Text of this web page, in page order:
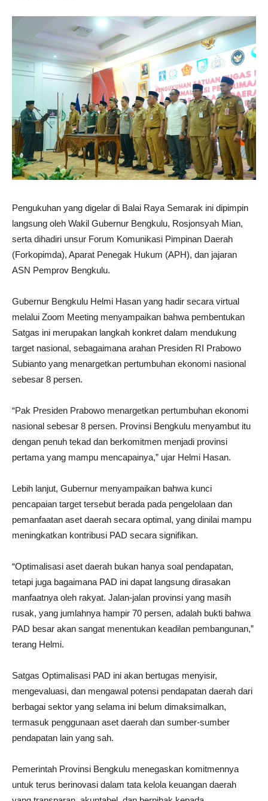
Pengukuhan yang digelar di Balai Raya Semarak ini dipimpin
langsung oleh Wakil Gubernur Bengkulu, Rosjonsyah Mian,
serta dihadiri unsur Forum Komunikasi Pimpinan Daerah
(Forkopimda), Aparat Penegak Hukum (APH), dan jajaran
ASN Pemprov Bengkulu.
Gubernur Bengkulu Helmi Hasan yang hadir secara virtual
melalui Zoom Meeting menyampaikan bahwa pembentukan
Satgas ini merupakan langkah konkret dalam mendukung
target nasional, sebagaimana arahan Presiden RI Prabowo
Subianto yang menargetkan pertumbuhan ekonomi nasional
sebesar 8 persen.
“Pak Presiden Prabowo menargetkan pertumbuhan ekonomi
nasional sebesar 8 persen. Provinsi Bengkulu menyambut itu
dengan penuh tekad dan berkomitmen menjadi provinsi
pertama yang mampu mencapainya,” ujar Helmi Hasan.
Lebih lanjut, Gubernur menyampaikan bahwa kunci
pencapaian target tersebut berada pada pengelolaan dan
pemanfaatan aset daerah secara optimal, yang dinilai mampu
meningkatkan kontribusi PAD secara signifikan.
“Optimalisasi aset daerah bukan hanya soal pendapatan,
tetapi juga bagaimana PAD ini dapat langsung dirasakan
manfaatnya oleh rakyat. Jalan-jalan provinsi yang masih
rusak, yang jumlahnya hampir 70 persen, adalah bukti bahwa
PAD besar akan sangat menentukan keadilan pembangunan,”
terang Helmi.
Satgas Optimalisasi PAD ini akan bertugas menyisir,
mengevaluasi, dan mengawal potensi pendapatan daerah dari
berbagai sektor yang selama ini belum dimaksimalkan,
termasuk penggunaan aset daerah dan sumber-sumber
pendapatan lain yang sah.
Pemerintah Provinsi Bengkulu menegaskan komitmennya
untuk terus berinovasi dalam tata kelola keuangan daerah